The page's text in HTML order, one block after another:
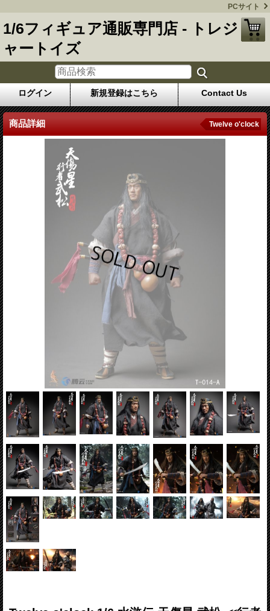
PCサイト
1/6フィギュア通販専門店 - トレジ
ャートイズ
ログイン 新規登録はこちら Contact Us
商品詳細 Twelve o'clock